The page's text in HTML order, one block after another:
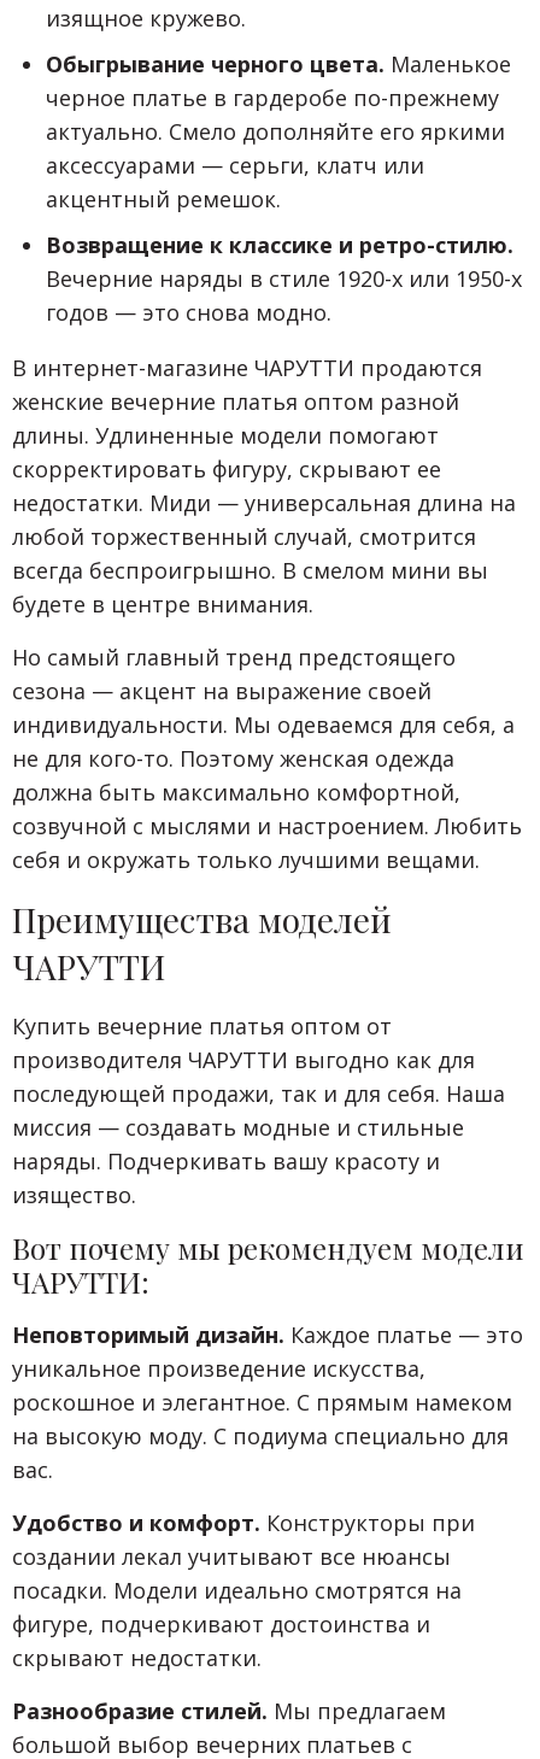
изящное кружево.
Обыгрывание черного цвета. Маленькое
черное платье в гардеробе по-прежнему
актуально. Смело дополняйте его яркими
аксессуарами — серьги, клатч или
акцентный ремешок.
Возвращение к классике и ретро-стилю.
Вечерние наряды в стиле 1920-х или 1950-х
годов — это снова модно.
В интернет-магазине ЧАРУТТИ продаются
женские вечерние платья оптом разной
длины. Удлиненные модели помогают
скорректировать фигуру, скрывают ее
недостатки. Миди — универсальная длина на
любой торжественный случай, смотрится
всегда беспроигрышно. В смелом мини вы
будете в центре внимания.
Но самый главный тренд предстоящего
сезона — акцент на выражение своей
индивидуальности. Мы одеваемся для себя, а
не для кого-то. Поэтому женская одежда
должна быть максимально комфортной,
созвучной с мыслями и настроением. Любить
себя и окружать только лучшими вещами.
Преимущества моделей
ЧАРУТТИ
Купить вечерние платья оптом от
производителя ЧАРУТТИ выгодно как для
последующей продажи, так и для себя. Наша
миссия — создавать модные и стильные
наряды. Подчеркивать вашу красоту и
изящество.
Вот почему мы рекомендуем модели
ЧАРУТТИ:
Неповторимый дизайн. Каждое платье — это
уникальное произведение искусства,
роскошное и элегантное. С прямым намеком
на высокую моду. С подиума специально для
вас.
Удобство и комфорт. Конструкторы при
создании лекал учитывают все нюансы
посадки. Модели идеально смотрятся на
фигуре, подчеркивают достоинства и
скрывают недостатки.
Разнообразие стилей. Мы предлагаем
большой выбор вечерних платьев с